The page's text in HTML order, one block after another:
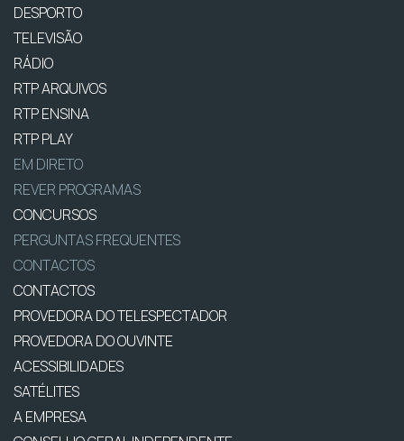
DESPORTO
TELEVISÃO
RÁDIO
RTP ARQUIVOS
RTP ENSINA
RTP PLAY
EM DIRETO
REVER PROGRAMAS
CONCURSOS
PERGUNTAS FREQUENTES
CONTACTOS
CONTACTOS
PROVEDORA DO TELESPECTADOR
PROVEDORA DO OUVINTE
ACESSIBILIDADES
SATÉLITES
A EMPRESA